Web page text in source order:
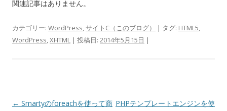
関連記事はありません。
カテゴリー: WordPress,サイトC（このブログ） | タグ: HTML5,
WordPress,XHTML | 投稿日: 2014年5月15日 |
投稿ナビゲーション
← Smartyのforeachを使って商 PHPテンプレートエンジンを使